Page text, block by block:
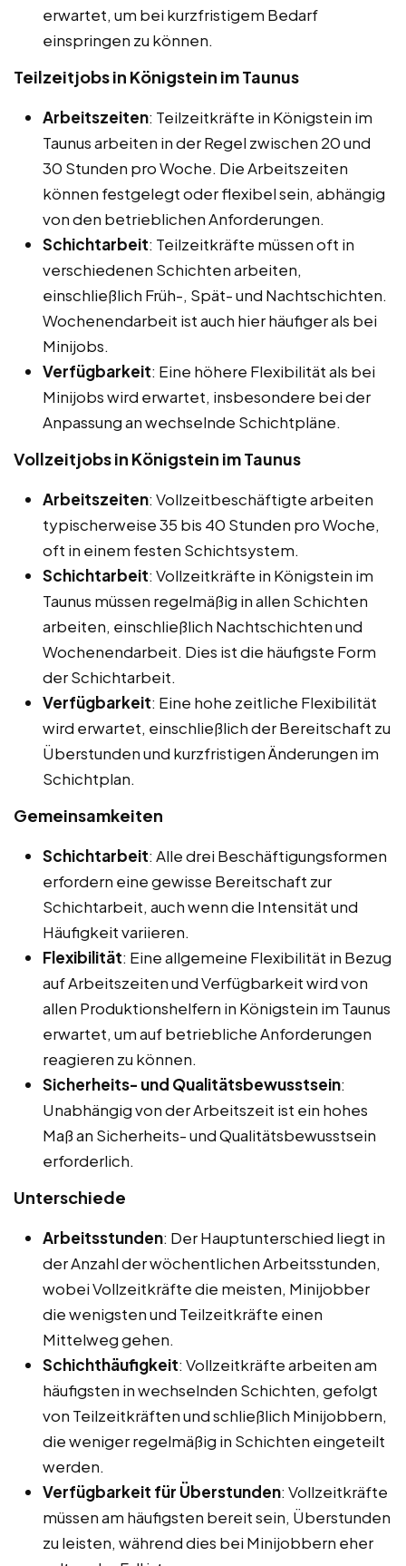
erwartet, um bei kurzfristigem Bedarf
einspringen zu können.
Teilzeitjobs in Königstein im Taunus
Arbeitszeiten: Teilzeitkräfte in Königstein im
Taunus arbeiten in der Regel zwischen 20 und
30 Stunden pro Woche. Die Arbeitszeiten
können festgelegt oder flexibel sein, abhängig
von den betrieblichen Anforderungen.
Schichtarbeit: Teilzeitkräfte müssen oft in
verschiedenen Schichten arbeiten,
einschließlich Früh-, Spät- und Nachtschichten.
Wochenendarbeit ist auch hier häufiger als bei
Minijobs.
Verfügbarkeit: Eine höhere Flexibilität als bei
Minijobs wird erwartet, insbesondere bei der
Anpassung an wechselnde Schichtpläne.
Vollzeitjobs in Königstein im Taunus
Arbeitszeiten: Vollzeitbeschäftigte arbeiten
typischerweise 35 bis 40 Stunden pro Woche,
oft in einem festen Schichtsystem.
Schichtarbeit: Vollzeitkräfte in Königstein im
Taunus müssen regelmäßig in allen Schichten
arbeiten, einschließlich Nachtschichten und
Wochenendarbeit. Dies ist die häufigste Form
der Schichtarbeit.
Verfügbarkeit: Eine hohe zeitliche Flexibilität
wird erwartet, einschließlich der Bereitschaft zu
Überstunden und kurzfristigen Änderungen im
Schichtplan.
Gemeinsamkeiten
Schichtarbeit: Alle drei Beschäftigungsformen
erfordern eine gewisse Bereitschaft zur
Schichtarbeit, auch wenn die Intensität und
Häufigkeit variieren.
Flexibilität: Eine allgemeine Flexibilität in Bezug
auf Arbeitszeiten und Verfügbarkeit wird von
allen Produktionshelfern in Königstein im Taunus
erwartet, um auf betriebliche Anforderungen
reagieren zu können.
Sicherheits- und Qualitätsbewusstsein:
Unabhängig von der Arbeitszeit ist ein hohes
Maß an Sicherheits- und Qualitätsbewusstsein
erforderlich.
Unterschiede
Arbeitsstunden: Der Hauptunterschied liegt in
der Anzahl der wöchentlichen Arbeitsstunden,
wobei Vollzeitkräfte die meisten, Minijobber
die wenigsten und Teilzeitkräfte einen
Mittelweg gehen.
Schichthäufigkeit: Vollzeitkräfte arbeiten am
häufigsten in wechselnden Schichten, gefolgt
von Teilzeitkräften und schließlich Minijobbern,
die weniger regelmäßig in Schichten eingeteilt
werden.
Verfügbarkeit für Überstunden: Vollzeitkräfte
müssen am häufigsten bereit sein, Überstunden
zu leisten, während dies bei Minijobbern eher